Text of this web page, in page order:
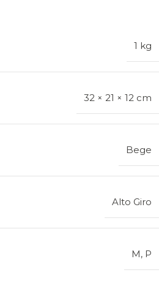
1 kg
32 × 21 × 12 cm
Bege
Alto Giro
M, P